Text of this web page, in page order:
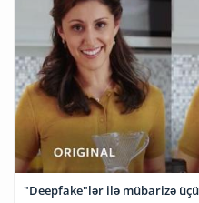
"Deepfake"lər ilə mübarizə